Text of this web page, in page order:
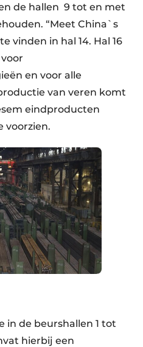
de hallen 9 tot en met
“Meet China`s
vinden in hal 14. Hal 16
en voor alle
van veren komt
eindproducten
voorzien.
in de beurshallen 1 tot
hierbij een